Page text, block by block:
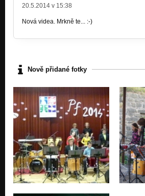
20.5.2014 v 15:38
Nová videa. Mrkně te... :-)
Nově přidané fotky